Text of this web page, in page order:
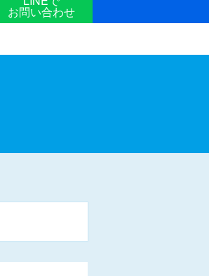
お問い合わせ